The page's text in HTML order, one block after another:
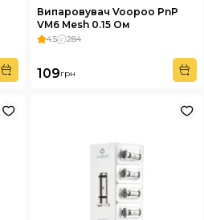
Випаровувач Voopoo PnP
VM6 Mesh 0.15 Ом
4.5 284
109грн